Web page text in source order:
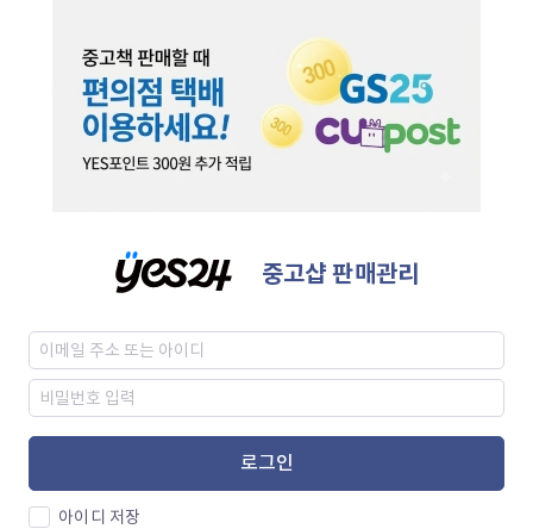
중고샵 판매관리
로그인
아이디 저장